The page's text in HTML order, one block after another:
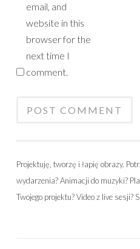
email, and
website in this
browser for the
next time I
comment.
Projektuję, tworzę i łapię obrazy.
wydarzenia? Animacji do muzyki?
Twojego projektu? Video z live sesji?